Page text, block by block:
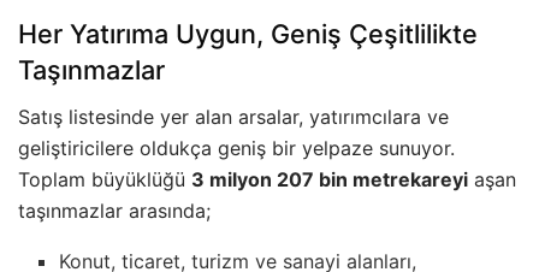
Her Yatırıma Uygun, Geniş Çeşitlilikte
Taşınmazlar
Satış listesinde yer alan arsalar, yatırımcılara ve
geliştiricilere oldukça geniş bir yelpaze sunuyor.
Toplam büyüklüğü 3 milyon 207 bin metrekareyi aşan
taşınmazlar arasında;
Konut, ticaret, turizm ve sanayi alanları,